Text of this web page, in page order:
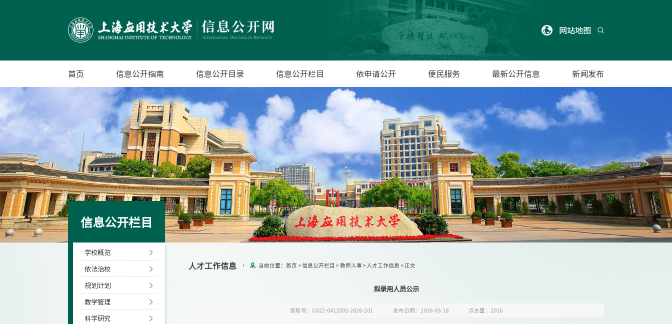
网站地图
首页 信息公开指南 信息公开目录 信息公开栏目 依申请公开 便民服务 最新公开信息 新闻发布
信息公开栏目
学校概览
依法治校
规划计划
教学管理
科学研究
人才工作信息 当前位置：首页 >信息公开栏目 > 教师人事 > 人才工作信息 >正文
拟录用人员公示
索取号：G022-0412005-2026-201 发布日期：2026-05-18 点击量：2016